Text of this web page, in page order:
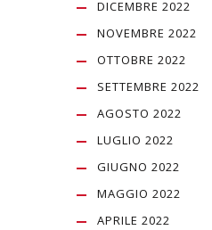
DICEMBRE 2022
NOVEMBRE 2022
OTTOBRE 2022
SETTEMBRE 2022
AGOSTO 2022
LUGLIO 2022
GIUGNO 2022
MAGGIO 2022
APRILE 2022